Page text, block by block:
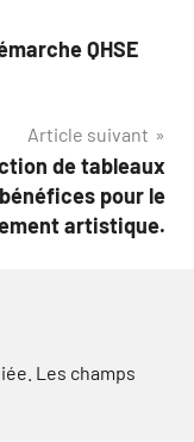
QHSE
Article suivant
de tableaux
pour le
artistique.
Les champs